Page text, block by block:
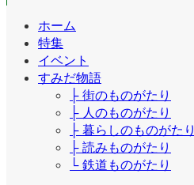
ホーム
特集
イベント
すみだ物語
├ 街のものがたり
├ 人のものがたり
├ 暮らしのものがたり
├ 読みものがたり
└ 鉄道ものがたり